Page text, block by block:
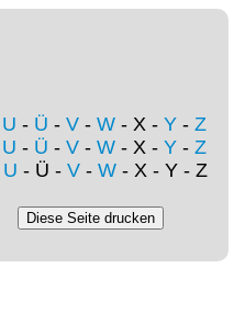
U - Ü - V - W - X - Y - Z
U - Ü - V - W - X - Y - Z
U - Ü - V- W- X - Y - Z